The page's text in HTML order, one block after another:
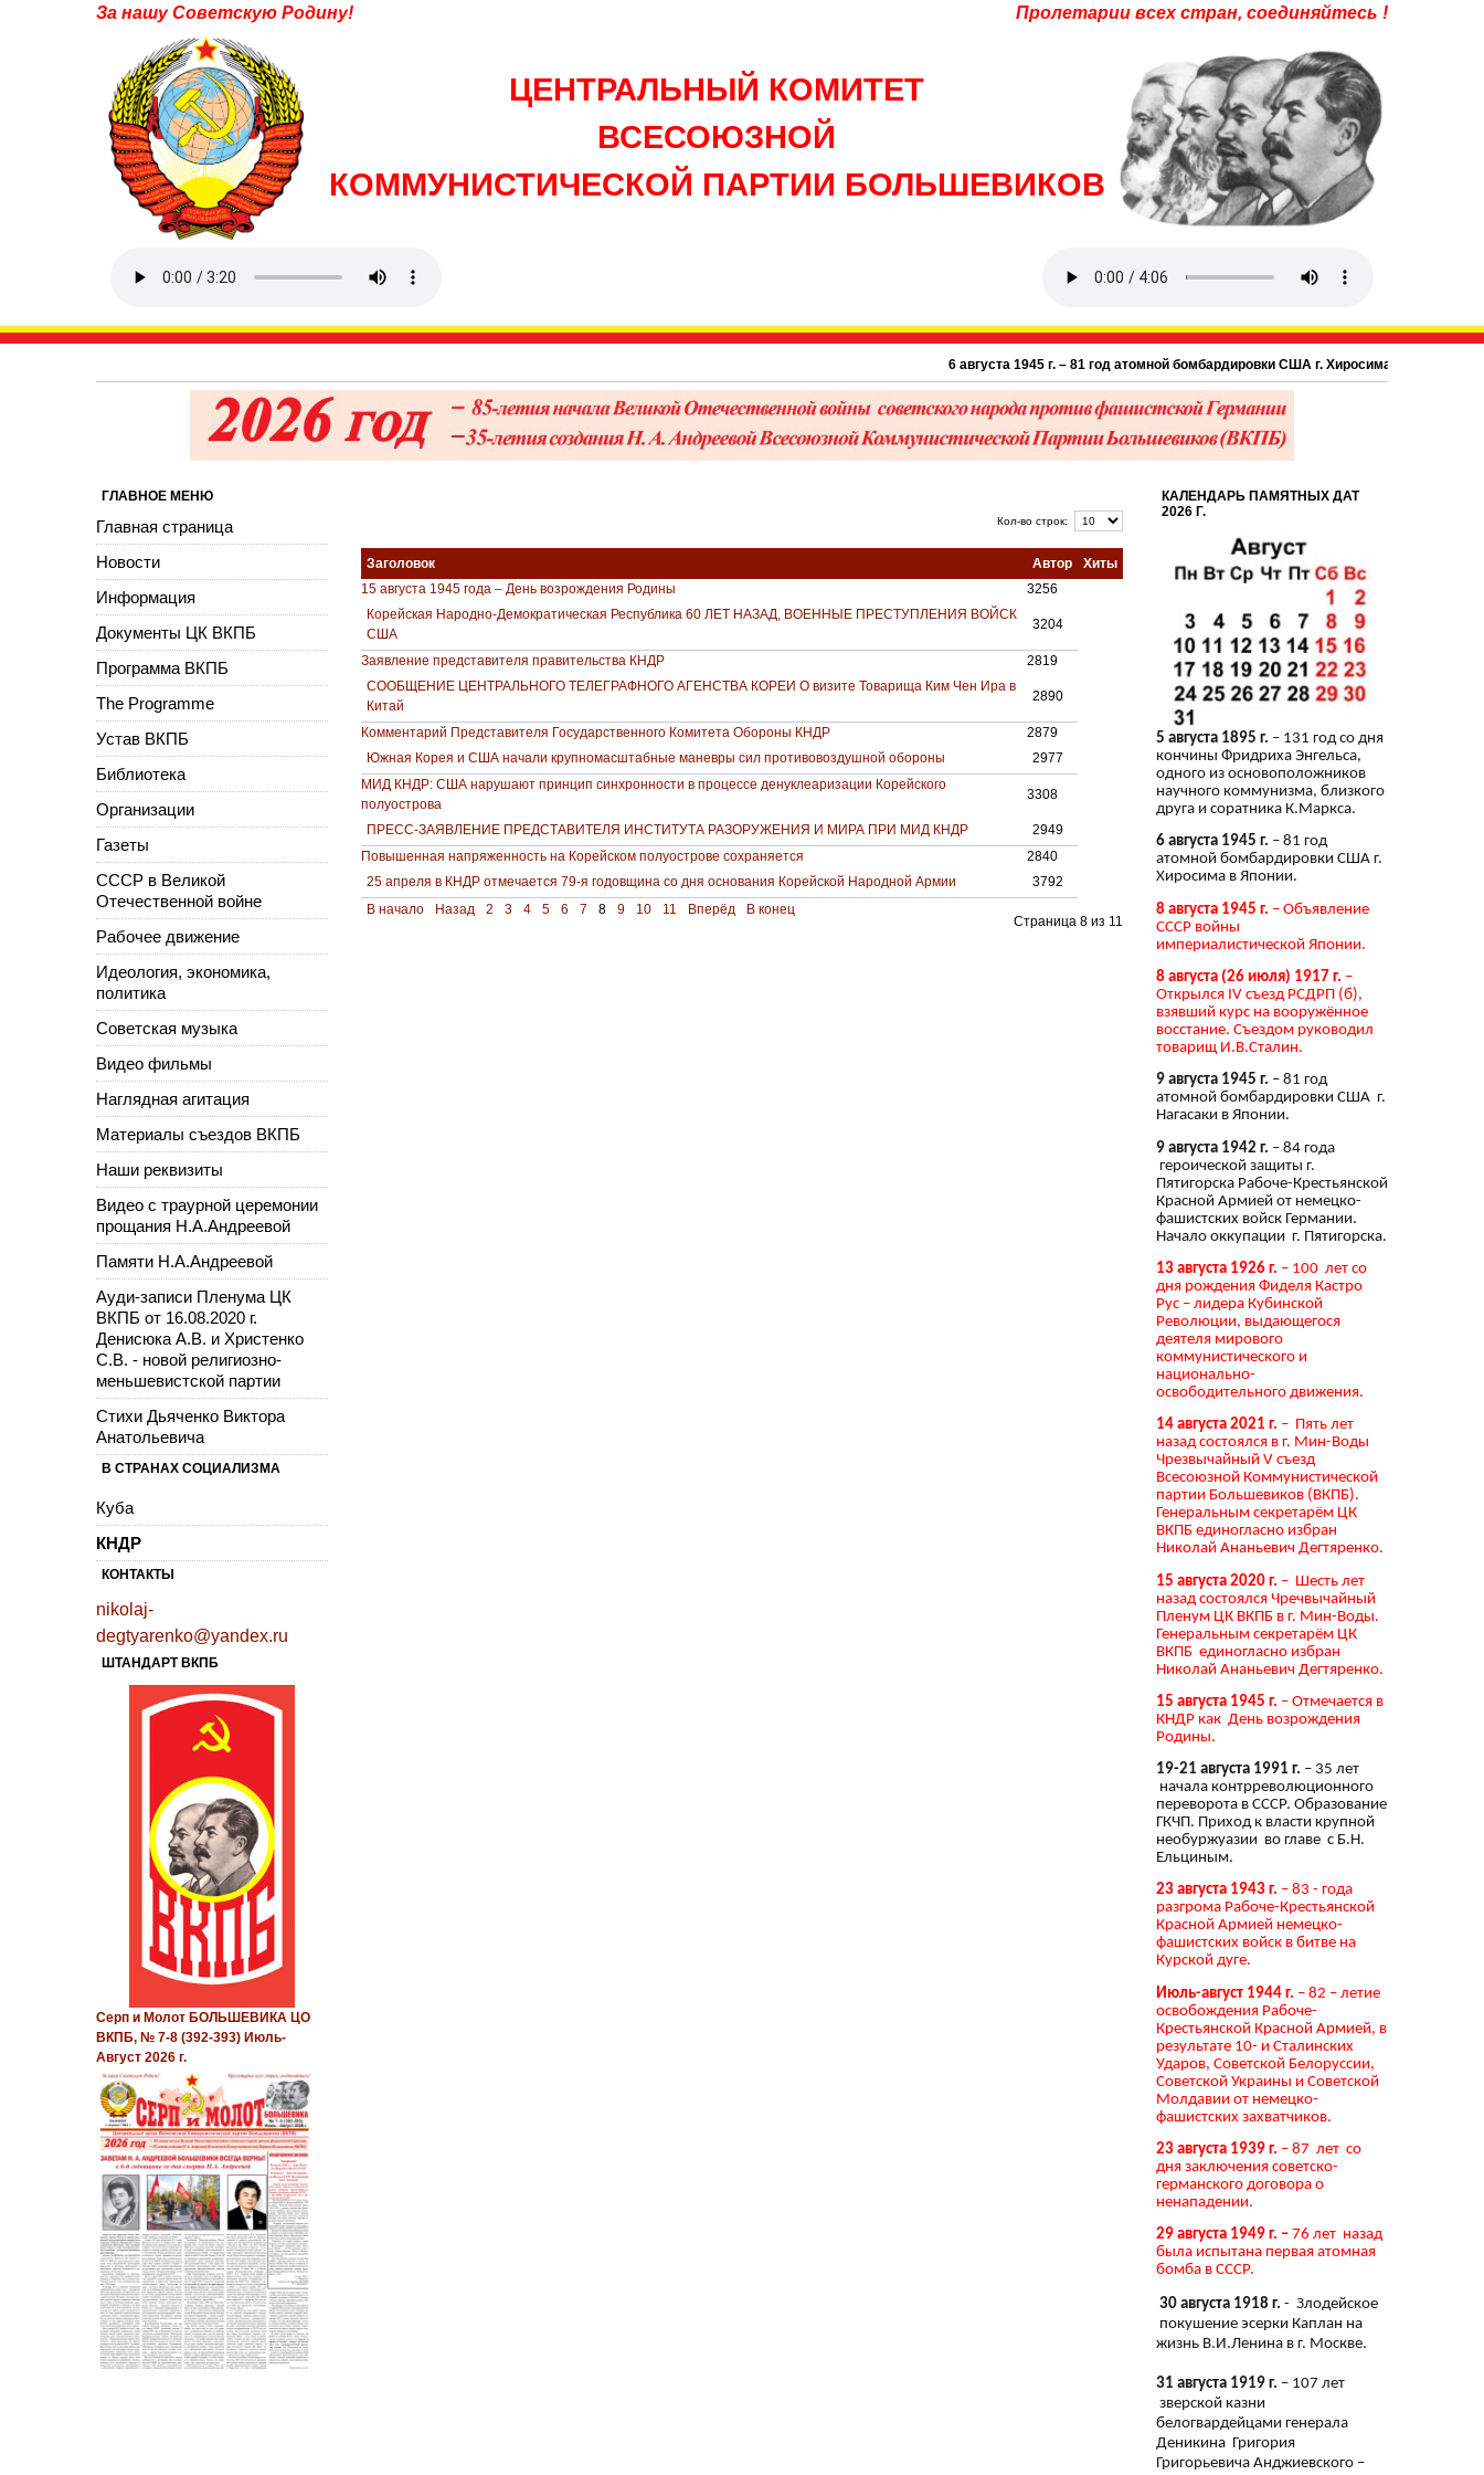
За нашу Советскую Родину! Пролетарии всех стран, соединяйтесь !
ЦЕНТРАЛЬНЫЙ КОМИТЕТ
ВСЕСОЮЗНОЙ
КОММУНИСТИЧЕСКОЙ ПАРТИИ БОЛЬШЕВИКОВ
6 августа 1945 г. – 81 год атомной бомбардировки США г. Хиросима в Японии.
Кол-во строк:
Заголовок Автор
Хиты
15 августа 1945 года – День возрождения Родины
3256
Корейская Народно-Демократическая Республика 60 ЛЕТ НАЗАД, ВОЕННЫЕ ПРЕСТУПЛЕНИЯ ВОЙСК
США
3204
Заявление представителя правительства КНДР
2819
СООБЩЕНИЕ ЦЕНТРАЛЬНОГО ТЕЛЕГРАФНОГО АГЕНСТВА КОРЕИ О визите Товарища Ким Чен Ира в
Китай
2890
Комментарий Представителя Государственного Комитета Обороны КНДР
2879
Южная Корея и США начали крупномасштабные маневры сил противовоздушной обороны
2977
МИД КНДР: США нарушают принцип синхронности в процессе денуклеаризации Корейского
полуострова
3308
ПРЕСС-ЗАЯВЛЕНИЕ ПРЕДСТАВИТЕЛЯ ИНСТИТУТА РАЗОРУЖЕНИЯ И МИРА ПРИ МИД КНДР
2949
Повышенная напряженность на Корейском полуострове сохраняется
2840
25 апреля в КНДР отмечается 79-я годовщина со дня основания Корейской Народной Армии
3792
Страница 8 из 11
В начало Назад 2 3 4 5 6 7 8 9 10 11 Вперёд В конец
ГЛАВНОЕ МЕНЮ
Главная страница
Новости
Информация
Документы ЦК ВКПБ
Программа ВКПБ
The Programme
Устав ВКПБ
Библиотека
Организации
Газеты
СССР в Великой
Отечественной войне
Рабочее движение
Идеология, экономика,
политика
Советская музыка
Видео фильмы
Наглядная агитация
Материалы съездов ВКПБ
Наши реквизиты
Видео с траурной церемонии
прощания Н.А.Андреевой
Памяти Н.А.Андреевой
Ауди-записи Пленума ЦК
ВКПБ от 16.08.2020 г.
Денисюка А.В. и Христенко
С.В. - новой религиозно-
меньшевистской партии
Стихи Дьяченко Виктора
Анатольевича
В СТРАНАХ СОЦИАЛИЗМА
Куба
КНДР
КОНТАКТЫ
nikolaj-
degtyarenko@yandex.ru
ШТАНДАРТ ВКПБ
Серп и Молот БОЛЬШЕВИКА ЦО
ВКПБ, № 7-8 (392-393) Июль-
Август 2026 г.
КАЛЕНДАРЬ ПАМЯТНЫХ ДАТ
2026 Г.
5 августа 1895 г. – 131 год со дня
кончины Фридриха Энгельса,
одного из основоположников
научного коммунизма, близкого
друга и соратника К.Маркса.
6 августа 1945 г. – 81 год
атомной бомбардировки США г.
Хиросима в Японии.
8 августа 1945 г. – Объявление
СССР войны
империалистической Японии.
8 августа (26 июля) 1917 г. –
Открылся IV съезд РСДРП (б),
взявший курс на вооружённое
восстание. Съездом руководил
товарищ И.В.Сталин.
9 августа 1945 г. – 81 год
атомной бомбардировки США г.
Нагасаки в Японии.
9 августа 1942 г. – 84 года
героической защиты г.
Пятигорска Рабоче-Крестьянской
Красной Армией от немецко-
фашистских войск Германии.
Начало оккупации г. Пятигорска.
13 августа 1926 г. – 100 лет со
дня рождения Фиделя Кастро
Рус – лидера Кубинской
Революции, выдающегося
деятеля мирового
коммунистического и
национально-
освободительного движения.
14 августа 2021 г. – Пять лет
назад состоялся в г. Мин-Воды
Чрезвычайный V съезд
Всесоюзной Коммунистической
партии Большевиков (ВКПБ).
Генеральным секретарём ЦК
ВКПБ единогласно избран
Николай Ананьевич Дегтяренко.
15 августа 2020 г. – Шесть лет
назад состоялся Чречвычайный
Пленум ЦК ВКПБ в г. Мин-Воды.
Генеральным секретарём ЦК
ВКПБ единогласно избран
Николай Ананьевич Дегтяренко.
15 августа 1945 г. – Отмечается в
КНДР как День возрождения
Родины.
19-21 августа 1991 г. – 35 лет
начала контрреволюционного
переворота в СССР. Образование
ГКЧП. Приход к власти крупной
необуржуазии во главе с Б.Н.
Ельциным.
23 августа 1943 г. – 83 - года
разгрома Рабоче-Крестьянской
Красной Армией немецко-
фашистских войск в битве на
Курской дуге.
Июль-август 1944 г. – 82 – летие
освобождения Рабоче-
Крестьянской Красной Армией, в
результате 10- и Сталинских
Ударов, Советской Белоруссии,
Советской Украины и Советской
Молдавии от немецко-
фашистских захватчиков.
23 августа 1939 г. – 87 лет со
дня заключения советско-
германского договора о
ненападении.
29 августа 1949 г. – 76 лет назад
была испытана первая атомная
бомба в СССР.
30 августа 1918 г. - Злодейское
покушение эсерки Каплан на
жизнь В.И.Ленина в г. Москве.
31 августа 1919 г. – 107 лет
зверской казни
белогвардейцами генерала
Деникина Григория
Григорьевича Анджиевского –